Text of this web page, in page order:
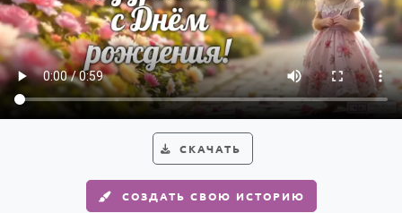
По именам
По годам
СКАЧАТЬ
СОЗДАТЬ СВОЮ ИСТОРИЮ